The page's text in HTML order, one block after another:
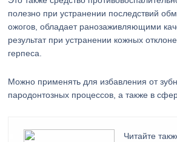
полезно при устранении последствий
ожогов, обладает ранозаживляющими
результат при устранении кожных
герпеса.
Можно применять для избавления от
пародонтозных процессов, а также в
Читайте